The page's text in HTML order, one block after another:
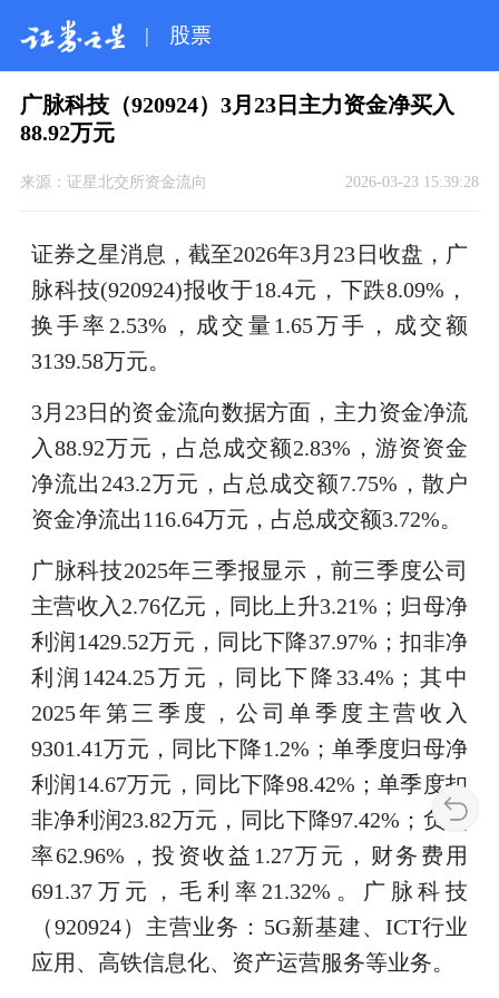
| 股票
广脉科技（920924）3月23日主力资金净买入
88.92万元
来源： 证星北交所资金流向 2026-03-23 15:39:28
证券之星消息，截至2026年3月23日收盘，广
脉科技(920924)报收于18.4元，下跌8.09%，
换手率2.53%，成交量1.65万手，成交额
3139.58万元。
3月23日的资金流向数据方面，主力资金净流
入88.92万元，占总成交额2.83%，游资资金
净流出243.2万元，占总成交额7.75%，散户
资金净流出116.64万元，占总成交额3.72%。
广脉科技2025年三季报显示，前三季度公司
主营收入2.76亿元，同比上升3.21%；归母净
利润1429.52万元，同比下降37.97%；扣非净
利润1424.25万元，同比下降33.4%；其中
2025年第三季度，公司单季度主营收入
9301.41万元，同比下降1.2%；单季度归母净
利润14.67万元，同比下降98.42%；单季度扣
非净利润23.82万元，同比下降97.42%；负债
率62.96%，投资收益1.27万元，财务费用
691.37万元，毛利率21.32%。广脉科技
（920924）主营业务：5G新基建、ICT行业
应用、高铁信息化、资产运营服务等业务。